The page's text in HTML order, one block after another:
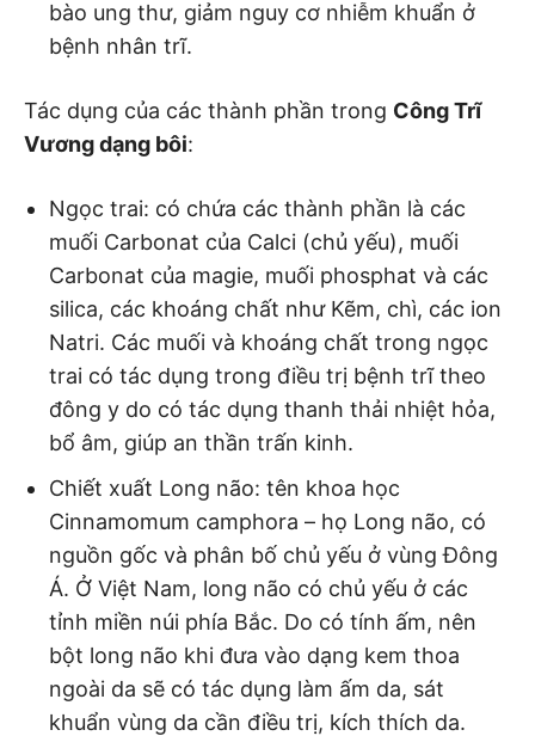
bào ung thư, giảm nguy cơ nhiễm khuẩn ở
bệnh nhân trĩ.
Tác dụng của các thành phần trong Công Trĩ
Vương dạng bôi:
Ngọc trai: có chứa các thành phần là các
muối Carbonat của Calci (chủ yếu), muối
Carbonat của magie, muối phosphat và các
silica, các khoáng chất như Kẽm, chì, các ion
Natri. Các muối và khoáng chất trong ngọc
trai có tác dụng trong điều trị bệnh trĩ theo
đông y do có tác dụng thanh thải nhiệt hỏa,
bổ âm, giúp an thần trấn kinh.
Chiết xuất Long não: tên khoa học
Cinnamomum camphora – họ Long não, có
nguồn gốc và phân bố chủ yếu ở vùng Đông
Á. Ở Việt Nam, long não có chủ yếu ở các
tỉnh miền núi phía Bắc. Do có tính ấm, nên
bột long não khi đưa vào dạng kem thoa
ngoài da sẽ có tác dụng làm ấm da, sát
khuẩn vùng da cần điều trị, kích thích da.